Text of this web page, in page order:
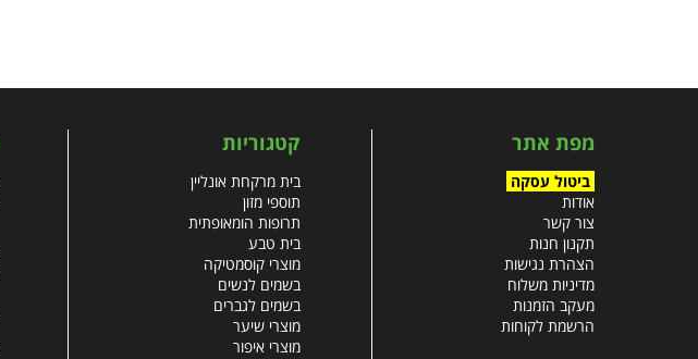
מפת אתר
ביטול עסקה
אודות
צור קשר
תקנון חנות
הצהרת נגישות
מדיניות משלוח
מעקב הזמנות
הרשמת לקוחות
קטגוריות
בית מרקחת אונליין
תוספי מזון
תרופות הומאופתית
בית טבע
מוצרי קוסמטיקה
בשמים לנשים
בשמים לגברים
מוצרי שיער
מוצרי איפור